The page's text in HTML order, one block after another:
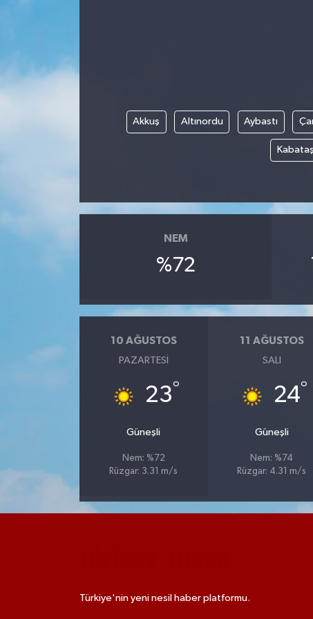
Akkuş Altınordu Aybastı
Kabataş
NEM
%72
10 AĞUSTOS
PAZARTESI
23°
Güneşli
Nem: %72
Rüzgar: 3.31 m/s
11 AĞUSTOS
SALI
24°
Güneşli
Nem: %74
Rüzgar: 4.31 m/s
Türkiye'nin yeni nesil haber platformu.